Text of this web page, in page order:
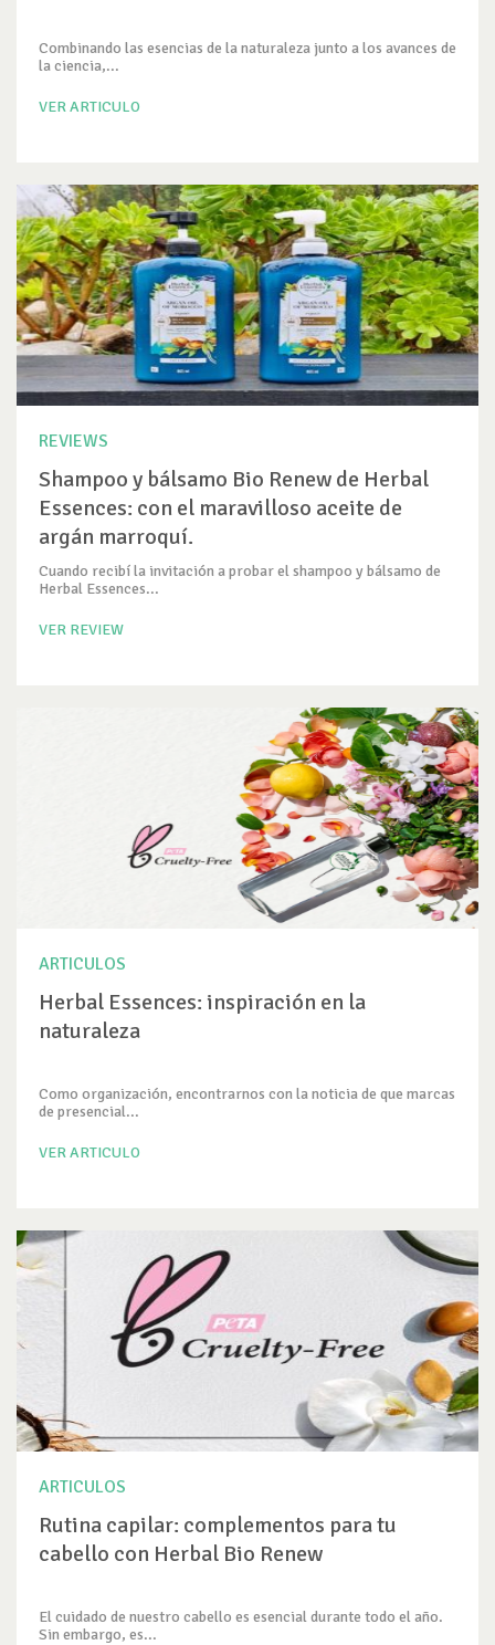
Combinando las esencias de la naturaleza junto a los avances de
la ciencia,...
VER ARTICULO
REVIEWS
Shampoo y bálsamo Bio Renew de Herbal
Essences: con el maravilloso aceite de
argán marroquí.
Cuando recibí la invitación a probar el shampoo y bálsamo de
Herbal Essences...
VER REVIEW
ARTICULOS
Herbal Essences: inspiración en la
naturaleza
Como organización, encontrarnos con la noticia de que marcas
de presencial...
VER ARTICULO
ARTICULOS
Rutina capilar: complementos para tu
cabello con Herbal Bio Renew
El cuidado de nuestro cabello es esencial durante todo el año.
Sin embargo, es...